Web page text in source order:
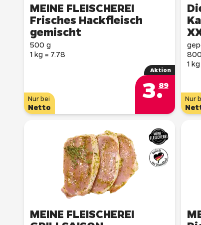
MEINE FLEISCHEREI
Frisches Hackfleisch
gemischt
500 g
1 kg = 7.78
Nur bei
Netto
Aktion
3.89
1
Nur
MEINE FLEISCHEREI